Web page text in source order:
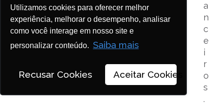
Utilizamos cookies para oferecer melhor
experiência, melhorar o desempenho, analisar
como você interage em nosso site e
personalizar conteúdo. Saiba mais
Recusar Cookies Aceitar Cookies
a
n
c
e
i
r
o
s
.